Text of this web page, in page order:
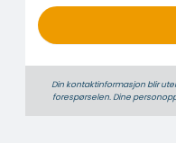
d
Din kontaktinformasjon blir
forespørselen. Dine